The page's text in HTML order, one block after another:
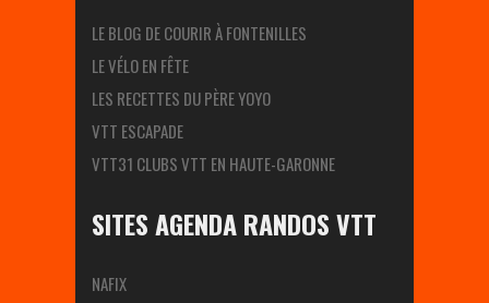
LE BLOG DE COURIR À FONTENILLES
LE VÉLO EN FÊTE
LES RECETTES DU PÈRE YOYO
VTT ESCAPADE
VTT31 CLUBS VTT EN HAUTE-GARONNE
SITES AGENDA RANDOS VTT
NAFIX